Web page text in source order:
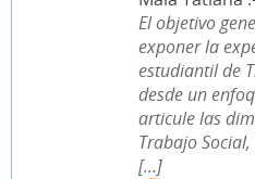
El objetivo
exponer la
estudiantil de
desde un
articule las
Trabajo
[...]